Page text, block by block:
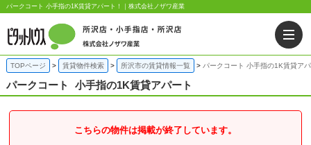
パークコート 小手指の1K賃貸アパート！｜株式会社ノザワ産業
TOPページ 賃貸物件検索 所沢市の賃貸情報一覧 パークコート 小手指の1K賃貸ア
パークコート 小手指の1K賃貸アパート
こちらの物件は掲載が終了しています。